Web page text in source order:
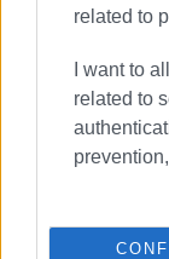
related to
I want to
related to